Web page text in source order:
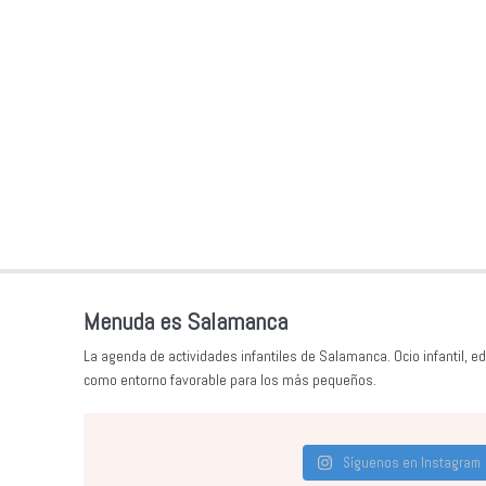
Menuda es Salamanca
La agenda de actividades infantiles de Salamanca. Ocio infantil,
como entorno favorable para los más pequeños.
Síguenos en Instagram